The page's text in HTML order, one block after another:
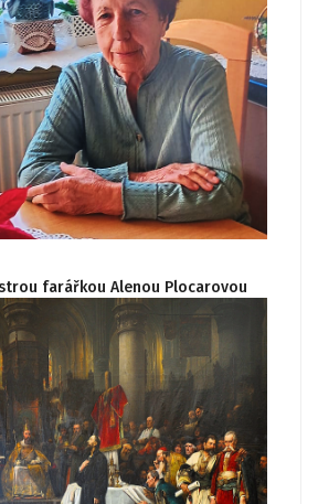
farářkou Alenou Plocarovou